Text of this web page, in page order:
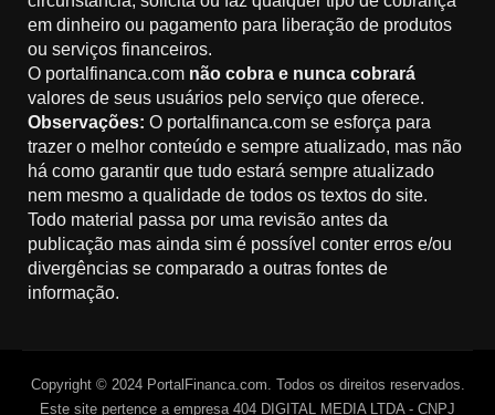
em dinheiro ou pagamento para liberação de produtos
ou serviços financeiros.
O portalfinanca.com não cobra e nunca cobrará
valores de seus usuários pelo serviço que oferece.
Observações: O portalfinanca.com se esforça para
trazer o melhor conteúdo e sempre atualizado, mas não
há como garantir que tudo estará sempre atualizado
nem mesmo a qualidade de todos os textos do site.
Todo material passa por uma revisão antes da
publicação mas ainda sim é possível conter erros e/ou
divergências se comparado a outras fontes de
informação.
Copyright © 2024 PortalFinanca.com. Todos os direitos reservados.
Este site pertence a empresa 404 DIGITAL MEDIA LTDA - CNPJ